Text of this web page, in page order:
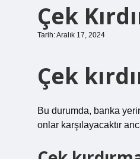
Çek
Tarih: Aralık 17, 2024
Çek
Bu durumda, banka
onlar karşılayacaktır